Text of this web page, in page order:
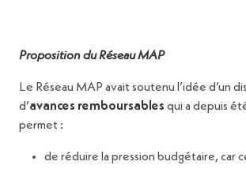
Proposition du Réseau MAP
Le Réseau MAP avait soutenu l’idée d’un
d’avances remboursables qui a depuis
permet :
de réduire la pression budgétaire, car